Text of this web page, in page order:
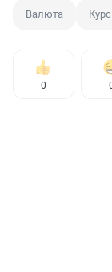
Валюта
0